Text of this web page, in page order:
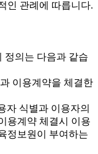
인 관례에 따릅니다.
정의는 다음과 같습
이용계약을 체결한
식별과 이용자의
용계약 체결시 이용
정보원이 부여하는